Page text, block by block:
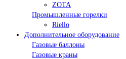
ZOTA
Промышленные горелки
Riello
Дополнительное оборудование
Газовые баллоны
Газовые краны